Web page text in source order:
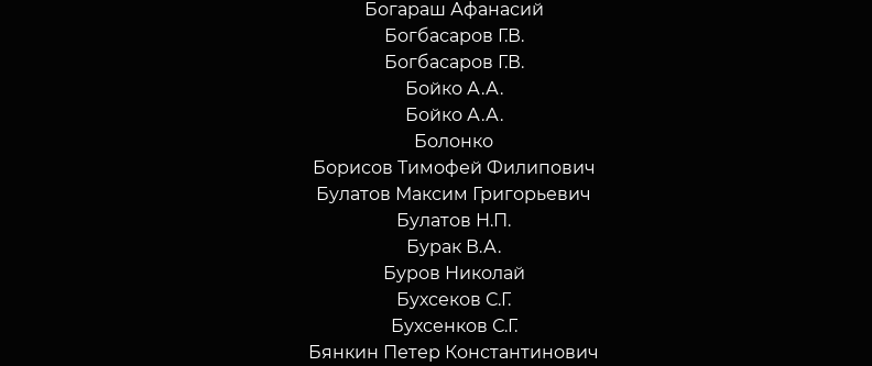
Богараш Афанасий
Богбасаров Г.В.
Богбасаров Г.В.
Бойко А.А.
Бойко А.А.
Болонко
Борисов Тимофей Филипович
Булатов Максим Григорьевич
Булатов Н.П.
Бурак В.А.
Буров Николай
Бухсеков С.Г.
Бухсенков С.Г.
Бянкин Петер Константинович